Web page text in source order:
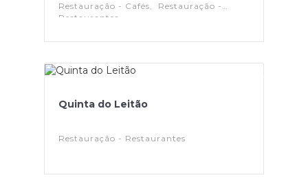
Restauração - Cafés, Restauração -
Restaurantes
Quinta do Leitão
Restauração - Restaurantes